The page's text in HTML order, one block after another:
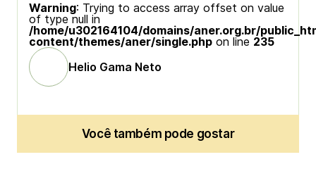
Warning: Trying to access array offset on value
of type null in
/home/u302164104/domains/aner.org.br/
content/themes/aner/single.php on line 235
Helio Gama Neto
Você também pode gostar